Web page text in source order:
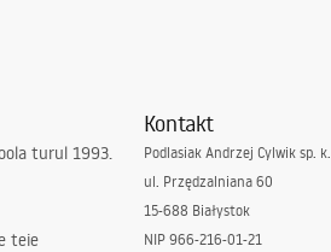
turul 1993.
teie
Kontakt
Podlasiak Andrzej Cylwik sp. k.
ul. Przędzalniana 60
15-688 Białystok
NIP 966-216-01-21